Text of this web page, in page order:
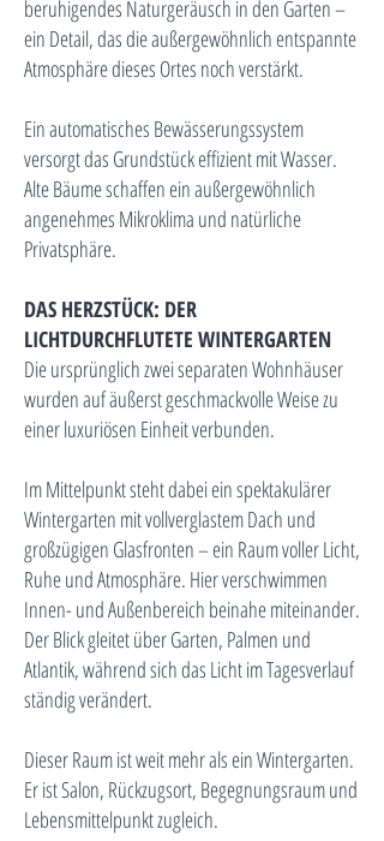
beruhigendes Naturgeräusch in den Garten –
ein Detail, das die außergewöhnlich entspannte
Atmosphäre dieses Ortes noch verstärkt.
Ein automatisches Bewässerungssystem
versorgt das Grundstück effizient mit Wasser.
Alte Bäume schaffen ein außergewöhnlich
angenehmes Mikroklima und natürliche
Privatsphäre.
DAS HERZSTÜCK: DER
LICHTDURCHFLUTETE WINTERGARTEN
Die ursprünglich zwei separaten Wohnhäuser
wurden auf äußerst geschmackvolle Weise zu
einer luxuriösen Einheit verbunden.
Im Mittelpunkt steht dabei ein spektakulärer
Wintergarten mit vollverglastem Dach und
großzügigen Glasfronten – ein Raum voller Licht,
Ruhe und Atmosphäre. Hier verschwimmen
Innen- und Außenbereich beinahe miteinander.
Der Blick gleitet über Garten, Palmen und
Atlantik, während sich das Licht im Tagesverlauf
ständig verändert.
Dieser Raum ist weit mehr als ein Wintergarten.
Er ist Salon, Rückzugsort, Begegnungsraum und
Lebensmittelpunkt zugleich.